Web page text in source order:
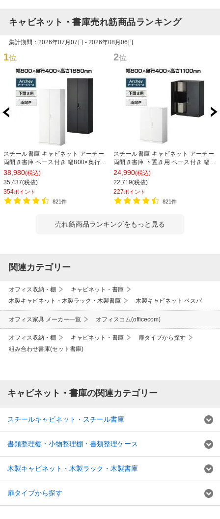
キャビネット・書庫売れ筋商品ランキング
集計期間：2026年07月07日 - 2026年08月06日
1位
スチール書庫 キャビネット アーチー
両開き書庫 ベース付き 幅800×奥行
400×高さ1850mm
38,980(税込)
35,437(税抜)
354ポイント
821件
2位
スチール書庫 キャビネット アーチー
両開き書庫 下置き用 ベース付き 幅
800×奥行400×高さ1100mm
24,990(税込)
22,719(税抜)
227ポイント
821件
売れ筋商品ランキングをもっと見る
関連カテゴリー
オフィス収納・棚
キャビネット・書庫
木製キャビネット・木製ラック・木製書庫
木製キャビネット ペスパ
オフィス家具 メーカー一覧 オフィスコム(officecom)
オフィス収納・棚 キャビネット・書庫
扉タイプから探す
組み合わせ書庫(セット書庫)
キャビネット・書庫の関連カテゴリー
スチールキャビネット・スチール書庫
書類整理棚・小物整理棚・書類整理ケース
木製キャビネット・木製ラック・木製書庫
扉タイプから探す